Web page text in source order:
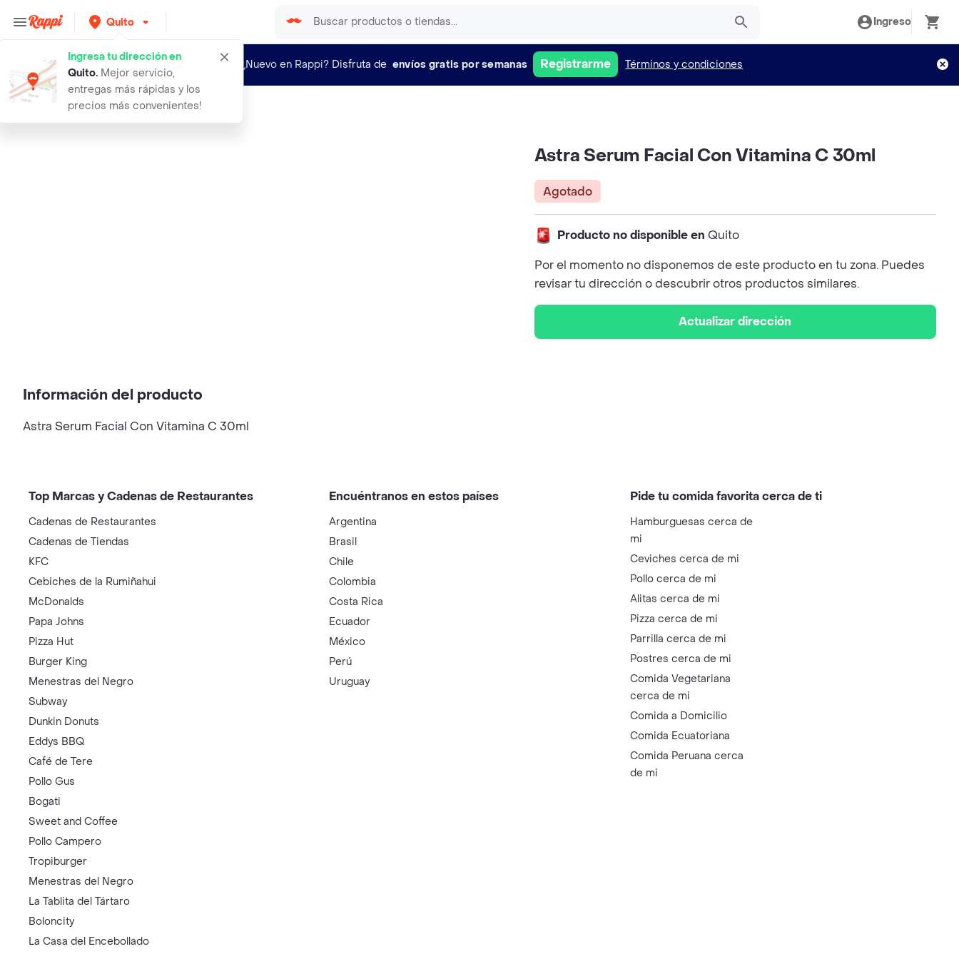
Quito
Ingresa tu dirección en
Quito. Mejor servicio,
entregas más rápidas y los
precios más convenientes!
Ingreso
¿Nuevo en Rappi? Disfruta de envíos gratis por semanas Registrarme Términos y condiciones
astra serum facial con vitamina c 3
Astra Serum Facial Con Vitamina C 30ml
Agotado
Producto no disponible en Quito
Por el momento no disponemos de este producto en tu zona. Puedes
revisar tu dirección o descubrir otros productos similares.
Actualizar dirección
Información del producto
Astra Serum Facial Con Vitamina C 30ml
Top Marcas y Cadenas de Restaurantes
Cadenas de Restaurantes
Cadenas de Tiendas
KFC
Cebiches de la Rumiñahui
McDonalds
Papa Johns
Pizza Hut
Burger King
Menestras del Negro
Subway
Dunkin Donuts
Eddys BBQ
Café de Tere
Pollo Gus
Bogati
Sweet and Coffee
Pollo Campero
Tropiburger
Menestras del Negro
La Tablita del Tártaro
Boloncity
La Casa del Encebollado
Encuéntranos en estos países
Argentina
Brasil
Chile
Colombia
Costa Rica
Ecuador
México
Perú
Uruguay
Pide tu comida favorita cerca de ti
Hamburguesas cerca de
mi
Ceviches cerca de mi
Pollo cerca de mi
Alitas cerca de mi
Pizza cerca de mi
Parrilla cerca de mi
Postres cerca de mi
Comida Vegetariana
cerca de mi
Comida a Domicilio
Comida Ecuatoriana
Comida Peruana cerca
de mi